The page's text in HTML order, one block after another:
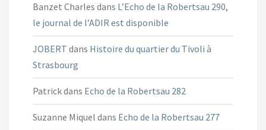
Banzet Charles dans L’Echo de la Robertsau 290,
le journal de l’ADIR est disponible
JOBERT dans Histoire du quartier du Tivoli à
Strasbourg
Patrickdans Echo de la Robertsau 282
Suzanne Miquel dans Echo de la Robertsau 277